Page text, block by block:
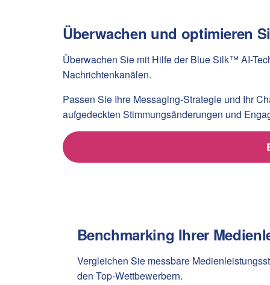
Überwachen und optimieren
Überwachen Sie mit Hilfe der Blue Silk™ AI-
Nachrichtenkanälen.
Passen Sie Ihre Messaging-Strategie und Ihr
aufgedeckten Stimmungsänderungen und
Benchmarking Ihrer
Vergleichen Sie messbare
den Top-Wettbewerbern.